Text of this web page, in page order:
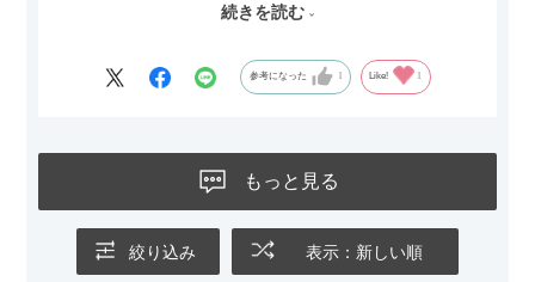
サイズは2.5人掛けですが、幅184cmとコンパクトなので圧迫感
グとのバランスもぴったりで、リビング全体がすっきり見えま
ないのもお気に入りのポイントです。さらに、わが家はソファ
の後ろ側を通ることも多い間取りなので、背面まできれいに仕
ても美しく、空間の印象を損ないません。
続きを読む
参考になった Like!
もっと見る
絞り込み 表示：新しい順